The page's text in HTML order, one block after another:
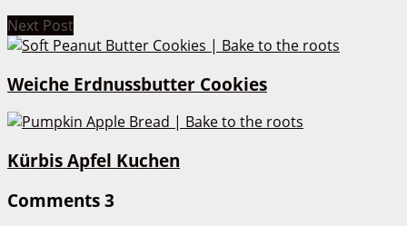
Next Post
Weiche Erdnussbutter Cookies
Kürbis Apfel Kuchen
Comments 3